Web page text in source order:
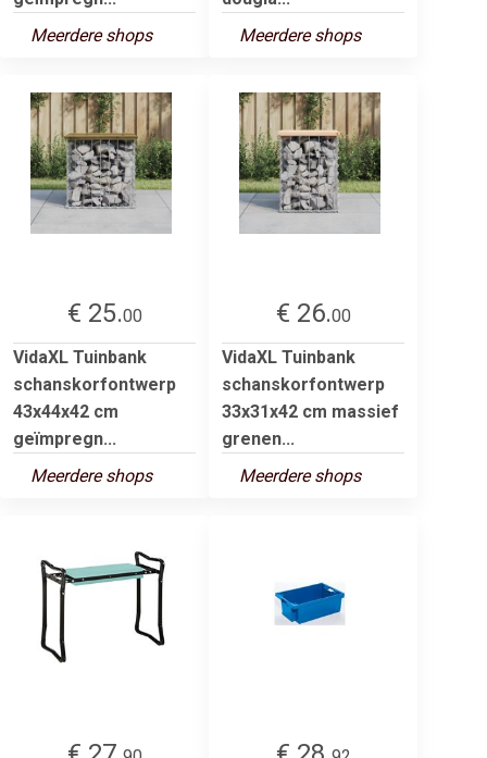
Meerdere shops
Meerdere shops
€ 25.00
VidaXL Tuinbank
schanskorfontwerp
43x44x42 cm
geïmpregn...
Meerdere shops
€ 26.00
VidaXL Tuinbank
schanskorfontwerp
33x31x42 cm massief
grenen...
Meerdere shops